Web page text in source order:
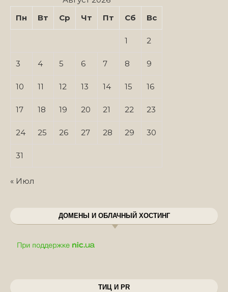
Пн
Вт Ср Чт Пт Сб Вс
1 2
3 4 5 6 7 8 9
10 11 12 13 14 15 16
17 18 19 20 21 22 23
24 25 26 27 28 29 30
31
« Июл
ДОМЕНЫ И ОБЛАЧНЫЙ ХОСТИНГ
ТИЦ И PR